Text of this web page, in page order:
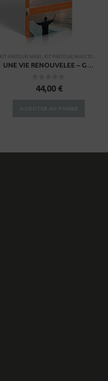
,KIT STANDARD,KITS, KITS TOGO
KIT PASTEUR MAXI , KIT PASTEUR MAXI TOGO
UNE VIE RENOUVELEE – Guide du responsable
sur 5
44,00 €